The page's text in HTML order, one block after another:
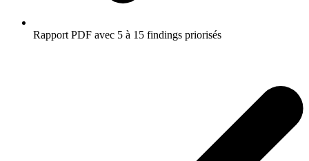
Rapport PDF avec 5 à 15 findings priorisés